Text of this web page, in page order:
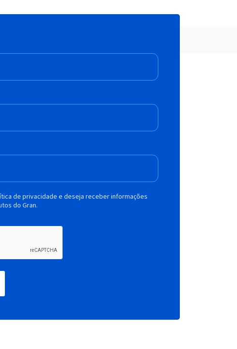
de privacidade e deseja receber informações
do Gran.